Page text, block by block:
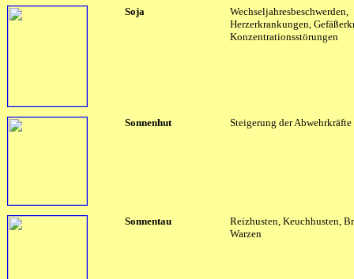
Soja
Wechseljahresbeschwerden,
Herzerkrankungen,
Konzentrationsstörungen
Sonnenhut Steigerung der Abwehrkräfte
Sonnentau
Reizhusten, Keuchhusten,
Warzen